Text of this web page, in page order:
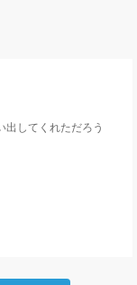
出してくれただろう